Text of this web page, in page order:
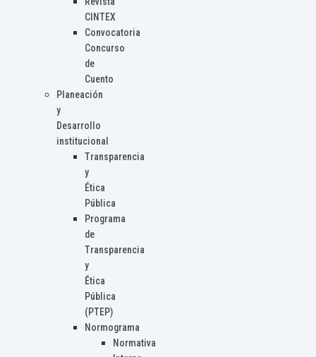
CINTEX
Convocatoria
Concurso
de
Cuento
Planeación
y
Desarrollo
institucional
Transparencia
y
Ética
Pública
Programa
de
Transparencia
y
Ética
Pública
(PTEP)
Normograma
Normativa